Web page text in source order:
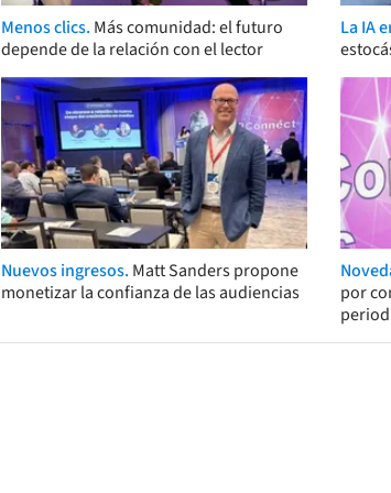
Menos clics. Más comunidad: el futuro
depende de la relación con el lector
La IA
Nuevos ingresos. Matt Sanders propone
monetizar la confianza de las audiencias
por